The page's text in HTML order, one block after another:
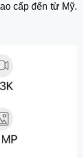
cấp đến từ Mỹ.